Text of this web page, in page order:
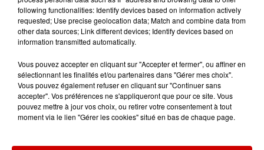
engagement sur inscription - puis
inscription au trimestre. Venez
8h49
Rennes : enquête ouverte après
un accident impliquant un
following functionalities: Identify devices based on information actively
requested; Use precise geolocation data; Match and combine data from
other data sources; Link different devices; Identify devices based on
information transmitted automatically.
Vous pouvez accepter en cliquant sur "Accepter et fermer", ou affiner en
sélectionnant les finalités et/ou partenaires dans "Gérer mes choix".
Vous pouvez également refuser en cliquant sur "Continuer sans
accepter". Vos préférences ne s'appliqueront que pour ce site. Vous
pouvez mettre à jour vos choix, ou retirer votre consentement à tout
moment via le lien "Gérer les cookies" situé en bas de chaque page.